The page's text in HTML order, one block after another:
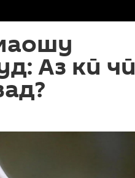
Аз кӣ чӣ